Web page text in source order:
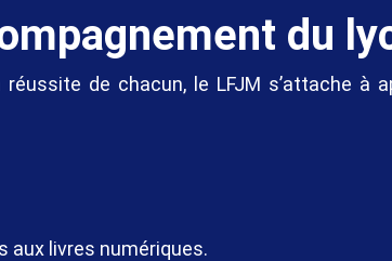
du
de chacun, le LFJM s’attache à
aux livres numériques.